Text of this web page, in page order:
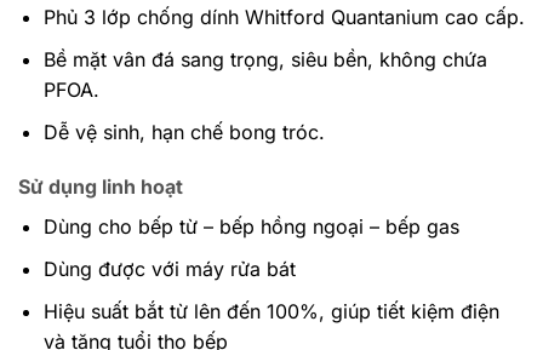
Phủ 3 lớp chống dính Whitford Quantanium cao cấp.
Bề mặt vân đá sang trọng, siêu bền, không chứa
PFOA.
Dễ vệ sinh, hạn chế bong tróc.
Sử dụng linh hoạt
Dùng cho bếp từ – bếp hồng ngoại – bếp gas
Dùng được với máy rửa bát
Hiệu suất bắt từ lên đến 100%, giúp tiết kiệm điện
và tăng tuổi thọ bếp